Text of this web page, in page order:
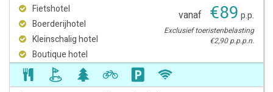
Fietshotel
Boerderijhotel
Kleinschalig hotel
Boutique hotel
vanaf €89 p.p.
Exclusief toeristenbelasting
€2,90 p.p.p.n.